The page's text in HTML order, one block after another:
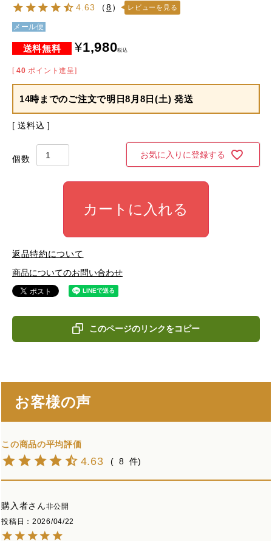
4.63 （8） レビューを見る
メール便
¥1,980税込
[ 40 ポイント進呈]
14時までのご注文で明日8月8日(土) 発送
送料込
お気に入りに登録する
カートに入れる
返品特約について
商品についてのお問い合わせ
このページのリンクをコピー
お客様の声
4.63 8
購入者
非公開
投稿日
2026/04/22